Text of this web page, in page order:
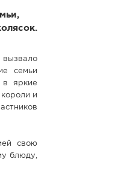
семьи
в яркие
и
свою
блюду,